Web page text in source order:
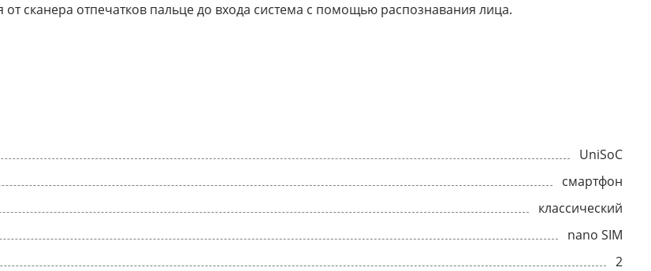
сканера отпечатков пальце до входа система с помощью распознавания лица.
UniSoC
смартфон
классический
nano SIM
2